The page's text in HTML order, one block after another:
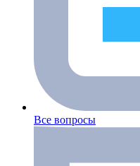
Все вопросы